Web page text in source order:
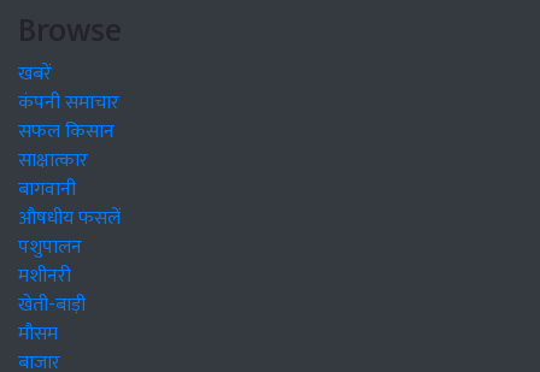
Browse
खबरें
कंपनी समाचार
सफल किसान
साक्षात्कार
बागवानी
औषधीय फसलें
पशुपालन
मशीनरी
खेती-बाड़ी
मौसम
बाजार